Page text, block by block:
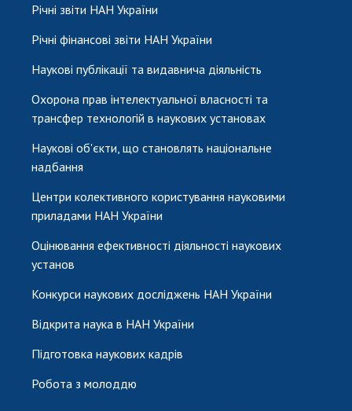
Річні звіти НАН України
Річні фінансові звіти НАН України
Наукові публікації та видавнича діяльність
Охорона прав інтелектуальної власності та
трансфер технологій в наукових установах
Наукові об'єкти, що становлять національне
надбання
Центри колективного користування науковими
приладами НАН України
Оцінювання ефективності діяльності наукових
установ
Конкурси наукових досліджень НАН України
Відкрита наука в НАН України
Підготовка наукових кадрів
Робота з молоддю